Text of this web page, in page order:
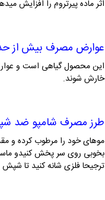
اثر ماده پیرتروم را افزایش
عوارض مصرف بیش از
این محصول گیاهی است و
خارش شوند.
طرز مصرف شامپو ضد
موهای خود را مرطوب کرده و
ترجیحا فلزی شانه کنید تا